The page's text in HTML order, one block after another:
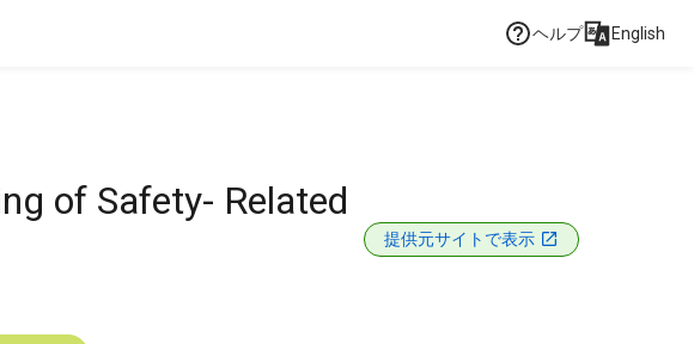
ヘルプ English
of Safety- Related
提供元サイトで表示